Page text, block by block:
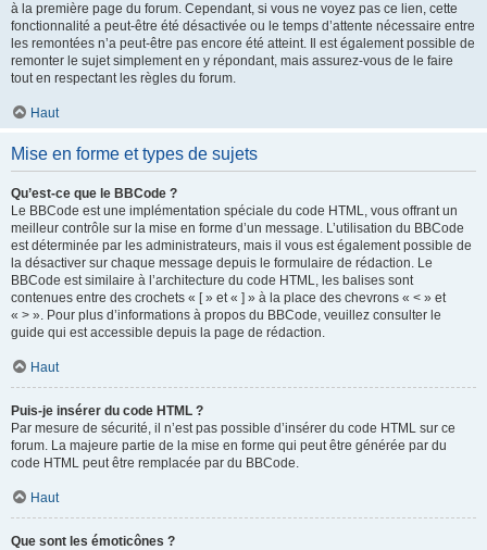
à la première page du forum. Cependant, si vous ne voyez pas ce lien, cette
fonctionnalité a peut-être été désactivée ou le temps d’attente nécessaire entre
les remontées n’a peut-être pas encore été atteint. Il est également possible de
remonter le sujet simplement en y répondant, mais assurez-vous de le faire
tout en respectant les règles du forum.
Haut
Mise en forme et types de sujets
Qu’est-ce que le BBCode ?
Le BBCode est une implémentation spéciale du code HTML, vous offrant un
meilleur contrôle sur la mise en forme d’un message. L’utilisation du BBCode
est déterminée par les administrateurs, mais il vous est également possible de
la désactiver sur chaque message depuis le formulaire de rédaction. Le
BBCode est similaire à l’architecture du code HTML, les balises sont
contenues entre des crochets « [ » et « ] » à la place des chevrons « < » et
« > ». Pour plus d’informations à propos du BBCode, veuillez consulter le
guide qui est accessible depuis la page de rédaction.
Haut
Puis-je insérer du code HTML ?
Par mesure de sécurité, il n’est pas possible d’insérer du code HTML sur ce
forum. La majeure partie de la mise en forme qui peut être générée par du
code HTML peut être remplacée par du BBCode.
Haut
Que sont les émoticônes ?